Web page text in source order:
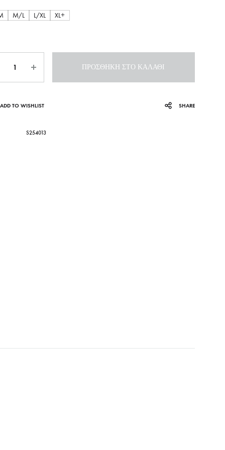
M/L L/XL XL+
ΠΡΟΣΘΉΚΗ ΣΤΟ ΚΑΛΆΘΙ
ADD TO WISHLIST SHARE
S254013